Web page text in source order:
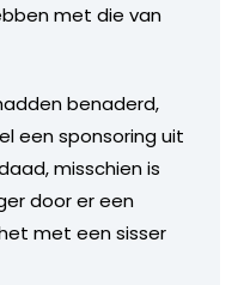
met die van
benaderd,
een sponsoring uit
misschien is
door er een
met een sisser